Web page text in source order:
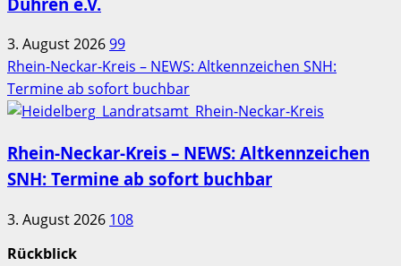
3. August 202699
Rhein-Neckar-Kreis – NEWS: Altkennzeichen SNH:
Termine ab sofort buchbar
Rhein-Neckar-Kreis – NEWS: Altkennzeichen
SNH: Termine ab sofort buchbar
3. August 2026 108
Rückblick